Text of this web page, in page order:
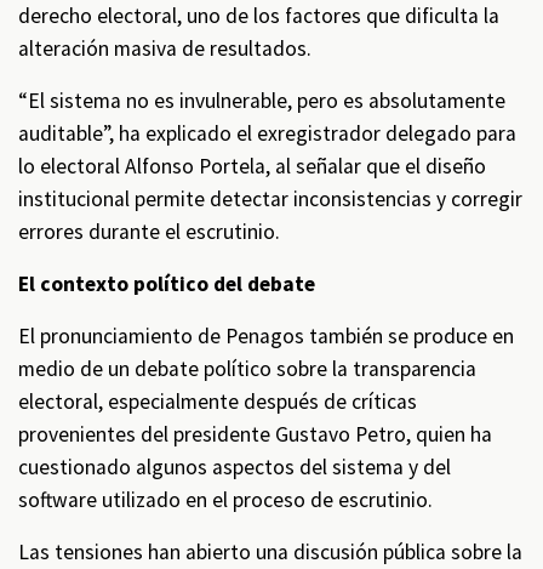
derecho electoral, uno de los factores que dificulta la
alteración masiva de resultados.
“El sistema no es invulnerable, pero es absolutamente
auditable”, ha explicado el exregistrador delegado para
lo electoral Alfonso Portela, al señalar que el diseño
institucional permite detectar inconsistencias y corregir
errores durante el escrutinio.
El contexto político del debate
El pronunciamiento de Penagos también se produce en
medio de un debate político sobre la transparencia
electoral, especialmente después de críticas
provenientes del presidente Gustavo Petro, quien ha
cuestionado algunos aspectos del sistema y del
software utilizado en el proceso de escrutinio.
Las tensiones han abierto una discusión pública sobre la